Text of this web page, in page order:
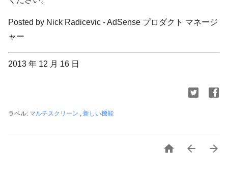
Posted by Nick Radicevic - AdSense プロダクト マネージ
ャー
2013 年 12 月 16 日
ラベル: マルチスクリーン 新しい機能
  